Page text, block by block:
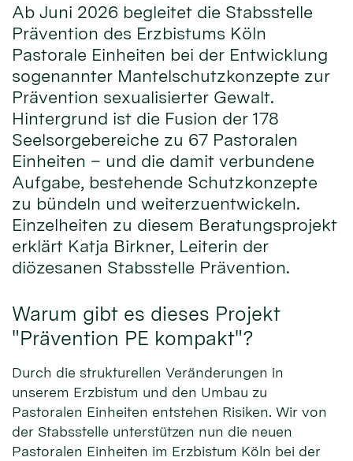
Ab Juni 2026 begleitet die Stabsstelle
Prävention des Erzbistums Köln
Pastorale Einheiten bei der Entwicklung
sogenannter Mantelschutzkonzepte zur
Prävention sexualisierter Gewalt.
Hintergrund ist die Fusion der 178
Seelsorgebereiche zu 67 Pastoralen
Einheiten – und die damit verbundene
Aufgabe, bestehende Schutzkonzepte
zu bündeln und weiterzuentwickeln.
Einzelheiten zu diesem Beratungsprojekt
erklärt Katja Birkner, Leiterin der
diözesanen Stabsstelle Prävention.
Warum gibt es dieses Projekt
"Prävention PE kompakt"?
Durch die strukturellen Veränderungen in
unserem Erzbistum und den Umbau zu
Pastoralen Einheiten entstehen Risiken. Wir von
der Stabsstelle unterstützen nun die neuen
Pastoralen Einheiten im Erzbistum Köln bei der